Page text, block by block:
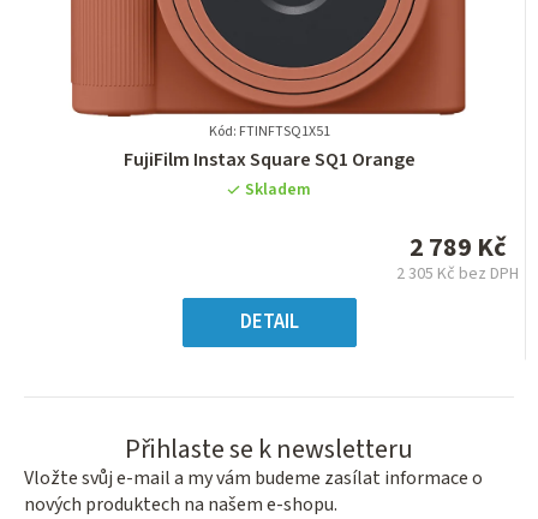
Kód: FTINFTSQ1X51
Průměrné
hodnocení
5
hvězdiček.
FujiFilm Instax Square SQ1 Orange
Skladem
2 789 Kč
2 305 Kč bez DPH
DETAIL
Přihlaste se k newsletteru
Vložte svůj e-mail a my vám budeme zasílat informace o
nových produktech na našem e-shopu.